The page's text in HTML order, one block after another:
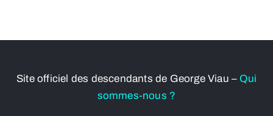
Site officiel des descendants de George Viau – Qui
sommes-nous ?